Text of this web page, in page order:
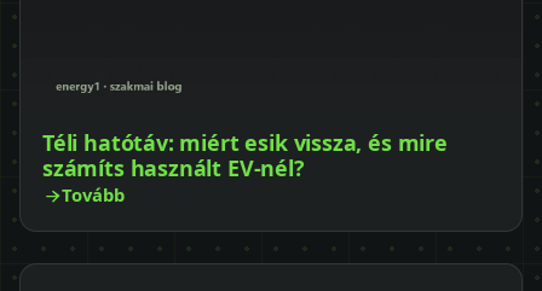
Téli hatótáv: miért esik vissza, és mire
számíts használt EV-nél?
Tovább